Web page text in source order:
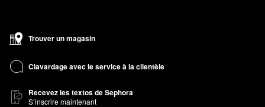
Trouver un magasin
Clavardage avec le service à la clientèle
Recevez les textos de Sephora
S’inscrire maintenant